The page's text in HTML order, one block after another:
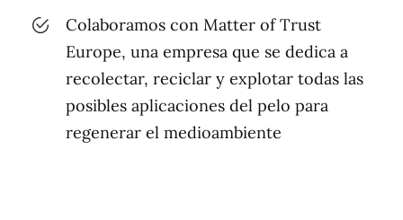
Colaboramos con Matter of Trust
Europe, una empresa que se dedica a
recolectar, reciclar y explotar todas las
posibles aplicaciones del pelo para
regenerar el medioambiente